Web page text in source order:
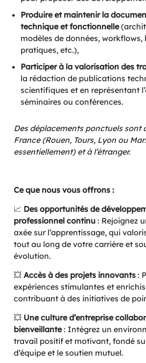
Produire et maintenir la
technique et fonctionnelle
modèles de données, workflows,
pratiques, etc.),
Participer à la valorisation des
la rédaction de publications
scientifiques et en représentant
séminaires ou conférences.
Des déplacements ponctuels sont
France (Rouen, Tours, Lyon ou
essentiellement) et à l’étranger.
Ce que nous vous offrons :
📈 Des opportunités de
professionnel continu : Rejoignez
axée sur l’apprentissage, qui
tout au long de votre carrière et
évolution.
💥 Accès à des projets innovants :
expériences stimulantes et
contribuant à des initiatives de
💥 Une culture d’entreprise
bienveillante: Intégrez un
travail positif et motivant, fondé
d’équipe et le soutien mutuel.